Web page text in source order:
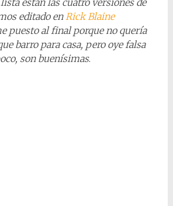
están las cuatro versiones de
editado enRick Blaine
puesto al final porque no quería
barro para casa, pero oye falsa
son buenísimas.